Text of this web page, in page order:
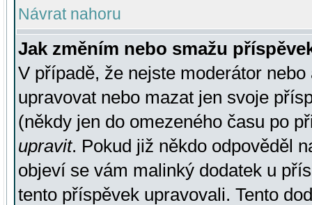
Návrat nahoru
Jak změním nebo smažu
V případě, že nejste moderátor
upravovat nebo mazat jen svoje
(někdy jen do omezeného času po
upravit. Pokud již někdo odpověděl
objeví se vám malinký dodatek u
tento příspěvek upravovali. Tento